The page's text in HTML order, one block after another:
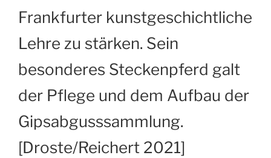
Frankfurter kunstgeschichtliche
Lehre zu stärken. Sein
besonderes Steckenpferd galt
der Pflege und dem Aufbau der
Gipsabgusssammlung.
[Droste/Reichert 2021]